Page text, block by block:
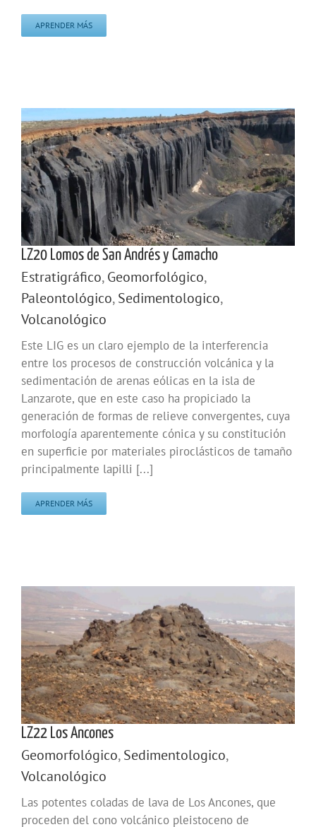
APRENDER MÁS
LZ20 Lomos de San Andrés y Camacho
Estratigráfico,Geomorfológico,
Paleontológico,Sedimentologico,
Volcanológico
Este LIG es un claro ejemplo de la interferencia
entre los procesos de construcción volcánica y la
sedimentación de arenas eólicas en la isla de
Lanzarote, que en este caso ha propiciado la
generación de formas de relieve convergentes, cuya
morfología aparentemente cónica y su constitución
en superficie por materiales piroclásticos de tamaño
principalmente lapilli [...]
APRENDER MÁS
LZ22 Los Ancones
Geomorfológico,Sedimentologico,
Volcanológico
Las potentes coladas de lava de Los Ancones, que
proceden del cono volcánico pleistoceno de